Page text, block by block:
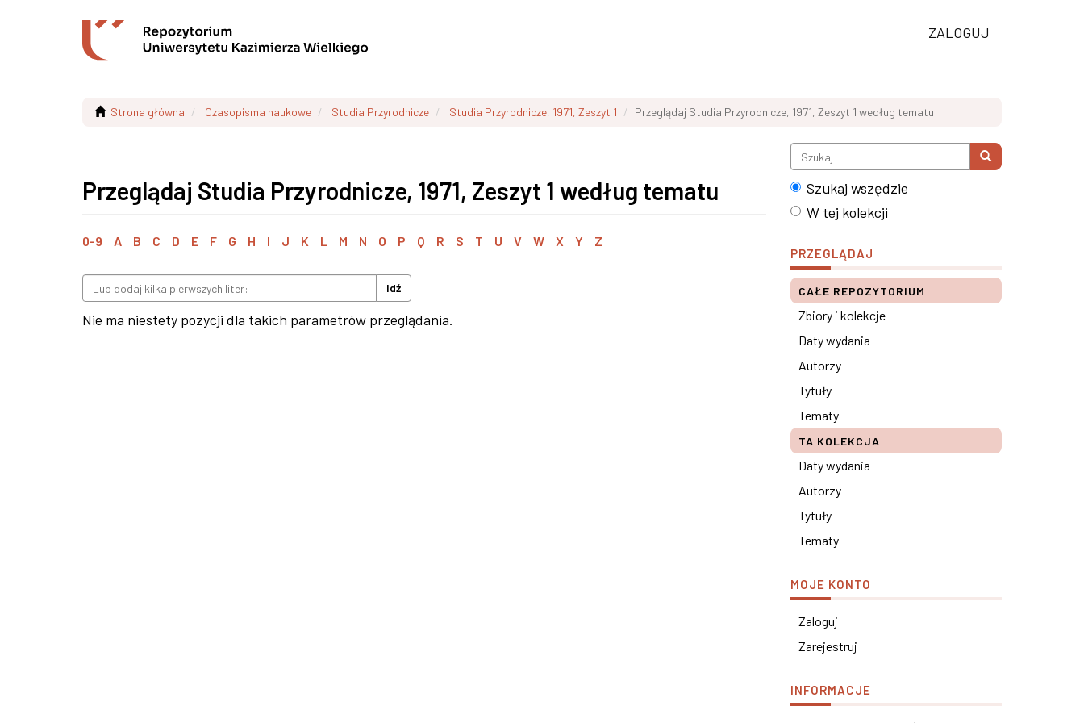
ZALOGUJ
Strona główna Czasopisma naukowe Studia Przyrodnicze Studia Przyrodnicze, 1971, Zeszyt 1 Przeglądaj Studia Przyrodnicze, 1971, Zeszyt 1 według tematu
Przeglądaj Studia Przyrodnicze, 1971, Zeszyt 1 według tematu
0-9 A B C D E F G H I J K L M N O P Q R S T U V W X Y Z
Idź
Nie ma niestety pozycji dla takich parametrów przeglądania.
Szukaj wszędzie
W tej kolekcji
PRZEGLĄDAJ
CAŁE REPOZYTORIUM
Zbiory i kolekcje
Daty wydania
Autorzy
Tytuły
Tematy
TA KOLEKCJA
Daty wydania
Autorzy
Tytuły
Tematy
MOJE KONTO
Zaloguj
Zarejestruj
INFORMACJE